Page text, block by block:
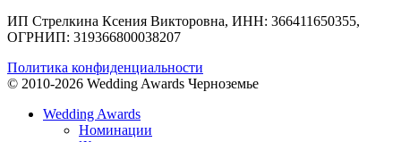
ИП Стрелкина Ксения Викторовна, ИНН: 366411650355,
ОГРНИП: 319366800038207
Политика конфиденциальности
© 2010-2026 Wedding Awards Черноземье
Wedding Awards
Номинации